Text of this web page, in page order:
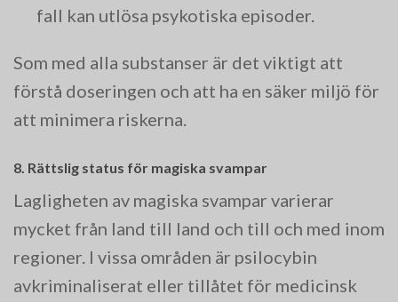
fall kan utlösa psykotiska episoder.
Som med alla substanser är det viktigt att
förstå doseringen och att ha en säker miljö för
att minimera riskerna.
8. Rättslig status för magiska svampar
Lagligheten av magiska svampar varierar
mycket från land till land och till och med inom
regioner. I vissa områden är psilocybin
avkriminaliserat eller tillåtet för medicinsk